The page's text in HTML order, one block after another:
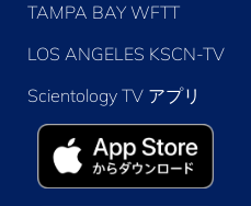
TAMPA BAY WFTT
LOS ANGELES KSCN-TV
Scientology TV アプリ